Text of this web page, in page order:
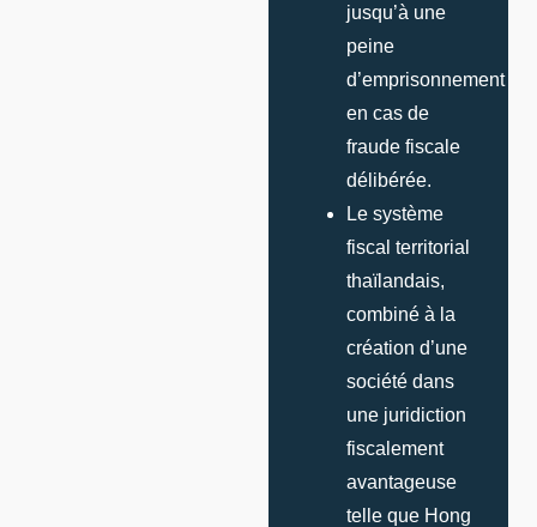
jusqu’à une
peine
d’emprisonnement
en cas de
fraude fiscale
délibérée.
Le système
fiscal territorial
thaïlandais,
combiné à la
création d’une
société dans
une juridiction
fiscalement
avantageuse
telle que Hong